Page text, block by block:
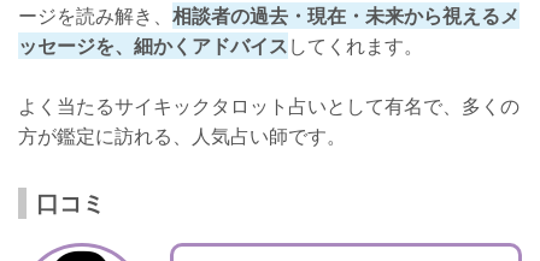
ージを読み解き、 相談者の過去・現在・未来から視えるメ
ッセージを、細かくアドバイスしてくれます。
よく当たるサイキックタロット占いとして有名で、多くの
方が鑑定に訪れる、人気占い師です。
口コミ